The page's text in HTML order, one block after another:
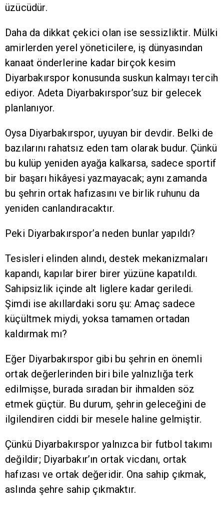
üzücüdür.
Daha da dikkat çekici olan ise sessizliktir. Mülki
amirlerden yerel yöneticilere, iş dünyasından
kanaat önderlerine kadar birçok kesim
Diyarbakırspor konusunda suskun kalmayı tercih
ediyor. Adeta Diyarbakırspor’suz bir gelecek
planlanıyor.
Oysa Diyarbakırspor, uyuyan bir devdir. Belki de
bazılarını rahatsız eden tam olarak budur. Çünkü
bu kulüp yeniden ayağa kalkarsa, sadece sportif
bir başarı hikâyesi yazmayacak; aynı zamanda
bu şehrin ortak hafızasını ve birlik ruhunu da
yeniden canlandıracaktır.
Peki Diyarbakırspor’a neden bunlar yapıldı?
Tesisleri elinden alındı, destek mekanizmaları
kapandı, kapılar birer birer yüzüne kapatıldı.
Sahipsizlik içinde alt liglere kadar geriledi.
Şimdi ise akıllardaki soru şu: Amaç sadece
küçültmek miydi, yoksa tamamen ortadan
kaldırmak mı?
Eğer Diyarbakırspor gibi bu şehrin en önemli
ortak değerlerinden biri bile yalnızlığa terk
edilmişse, burada sıradan bir ihmalden söz
etmek güçtür. Bu durum, şehrin geleceğini de
ilgilendiren ciddi bir mesele haline gelmiştir.
Çünkü Diyarbakırspor yalnızca bir futbol takımı
değildir; Diyarbakır’ın ortak vicdanı, ortak
hafızası ve ortak değeridir. Ona sahip çıkmak,
aslında şehre sahip çıkmaktır.